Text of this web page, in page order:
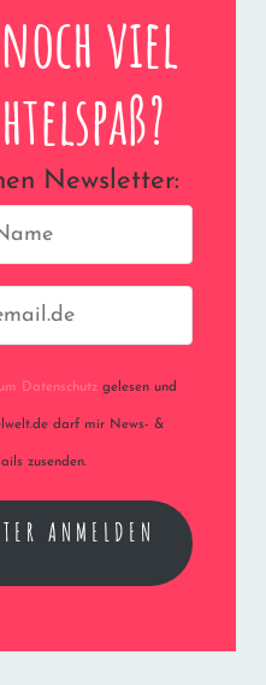
viel
Newsletter:
Datenschutzgelesen und
darf mir News- &
zusenden.
ANMELDEN